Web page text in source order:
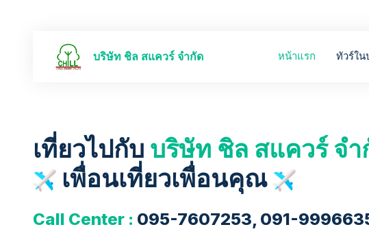
บริษัท ชิล สแควร์ จำกัด หน้าแรก ทัวร์ใน
เที่ยวไปกับ บริษัท ชิล สแควร์ จำ
เพื่อนเที่ยวเพื่อนคุณ
Call Center : 095-7607253, 091-